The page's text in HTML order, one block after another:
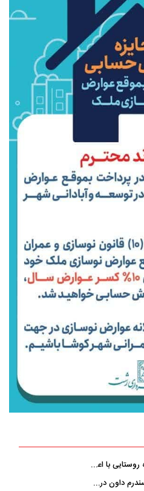
شروع عملیات آسفالت ۵ پروژه راه ‌روستایی با اعتبار ۳۷۰ میلیاردی در گیلان
«امیر حیدری» بلاگر قمی مبتلا به سندرم داون درگذشت